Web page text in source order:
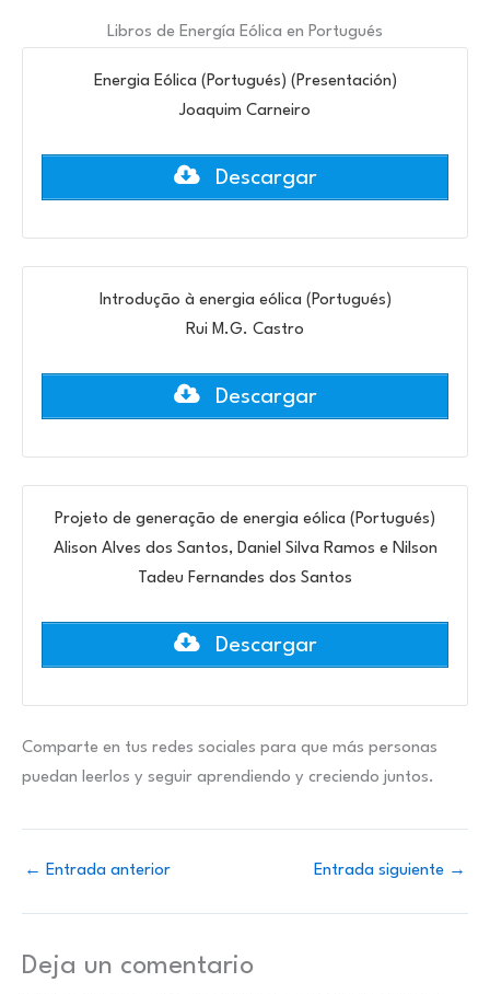
Libros de Energía Eólica en Portugués
Energia Eólica (Portugués) (Presentación)
Joaquim Carneiro
Descargar
Introdução à energia eólica (Portugués)
Rui M.G. Castro
Descargar
Projeto de generação de energia eólica (Portugués)
Alison Alves dos Santos, Daniel Silva Ramos e Nilson
Tadeu Fernandes dos Santos
Descargar
Comparte en tus redes sociales para que más personas
puedan leerlos y seguir aprendiendo y creciendo juntos.
← Entrada anterior Entrada siguiente →
Deja un comentario